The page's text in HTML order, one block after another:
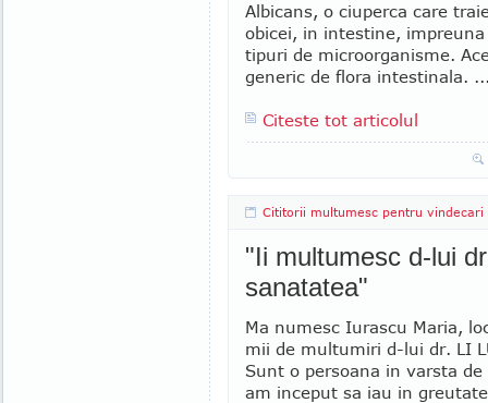
Albicans, o ciuperca care
obicei, in intestine,
tipuri de microorganisme.
generic de flora intestinala.
Citeste tot articolul
Cititorii multumesc pentru vindecari
"Ii multumesc d-lui
sanatatea"
Ma numesc Iurascu Maria,
mii de multumiri d-lui dr. LI
Sunt o persoana in varsta
am inceput sa iau in